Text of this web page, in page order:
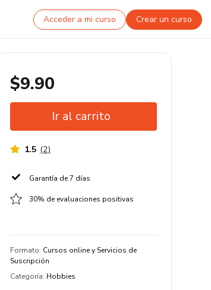
Acceder a mi curso Crear un curso
$9.90
Ir al carrito
1.5 (2)
Garantía de 7 días
30% de evaluaciones positivas
Formato: Cursos online y Servicios de
Suscripción
Categoría: Hobbies